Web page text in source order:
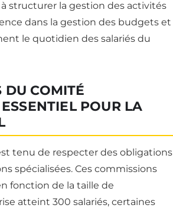
structurer la gestion des activités
dans la gestion des budgets et
le quotidien des salariés du
DU COMITÉ
POUR LA
tenu de respecter des obligations
spécialisées. Ces commissions
fonction de la taille de
atteint 300 salariés, certaines